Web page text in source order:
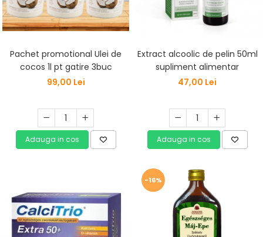
Pachet promotional Ulei de
cocos 1l pt gatire 3buc
99,00 Lei
Adauga in cos
Extract alcoolic de pelin 50ml
supliment alimentar
47,00 Lei
Adauga in cos
-16%